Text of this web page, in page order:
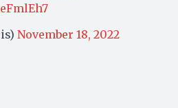
November 18, 2022